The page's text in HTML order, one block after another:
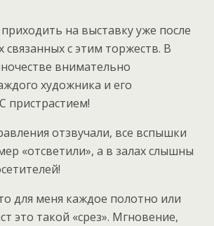
на выставку уже после
связанных с этим торжеств. В
внимательно
художника и его
пристрастием!
отзвучали, все вспышки
«отсветили», а в залах слышны
для меня каждое полотно или
это такой «срез». Мгновение,